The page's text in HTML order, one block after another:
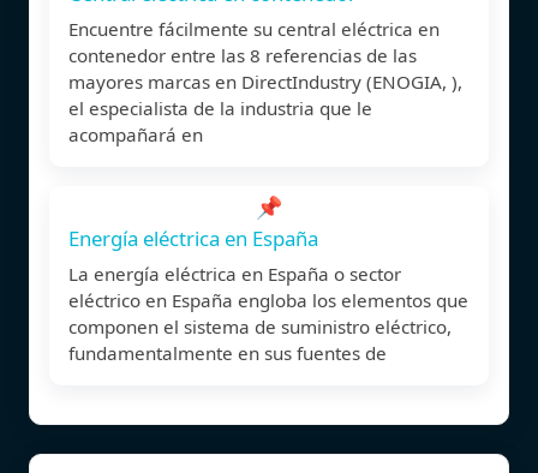
Encuentre fácilmente su central eléctrica en
contenedor entre las 8 referencias de las
mayores marcas en DirectIndustry (ENOGIA, ),
el especialista de la industria que le
acompañará en
📌
Energía eléctrica en España
La energía eléctrica en España o sector
eléctrico en España engloba los elementos que
componen el sistema de suministro eléctrico,
fundamentalmente en sus fuentes de